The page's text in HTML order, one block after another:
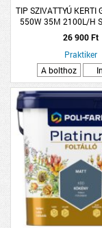
TIP SZIVATTYÚ KERTI
550W 35M 2100L/H
ÖNTVÉNY
26 900 Ft
Praktiker
A bolthoz